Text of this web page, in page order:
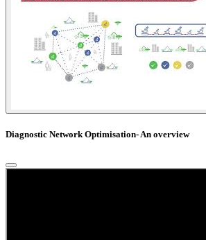
Diagnostic Network Optimisation- An overview